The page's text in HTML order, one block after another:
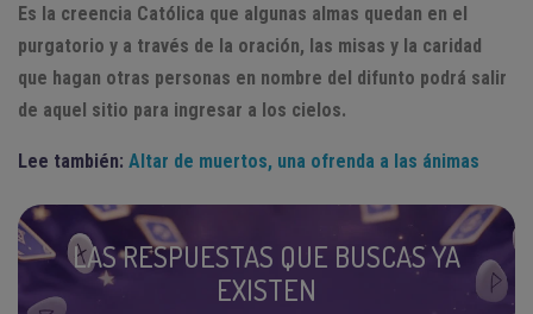
Es la creencia Católica que algunas almas quedan en el
purgatorio y a través de la oración, las misas y la caridad
que hagan otras personas en nombre del difunto podrá salir
de aquel sitio para ingresar a los cielos.
Lee también: Altar de muertos, una ofrenda a las ánimas
LAS RESPUESTAS QUE BUSCAS YA
EXISTEN